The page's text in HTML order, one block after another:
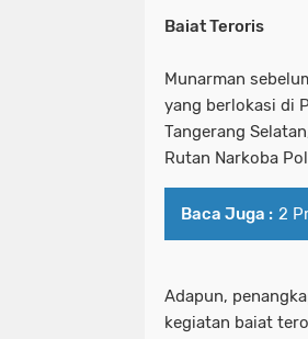
Baiat Teroris
Munarman
yang berlokasi di
Tangerang
Rutan Narkoba
Baca Juga : 2
Adapun,
kegiatan baiat